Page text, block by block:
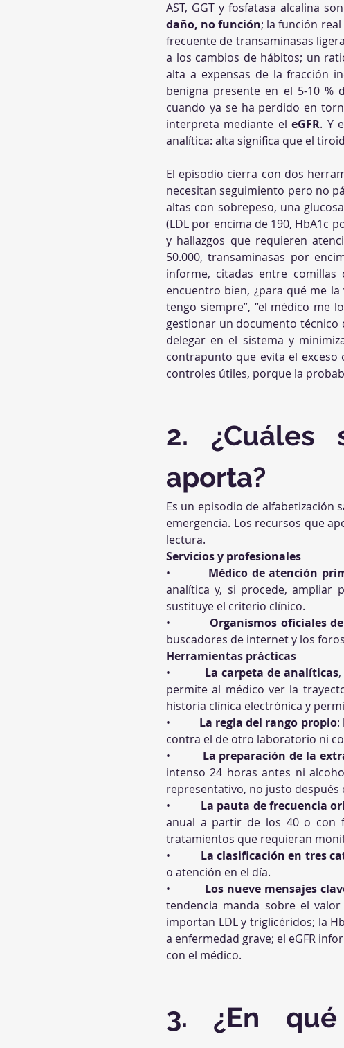
daño, no función; la función
frecuente de transaminasas
a los cambios de hábitos; un
alta a expensas de la fracción
benigna presente en el 5-10
cuando ya se ha perdido en
interpreta mediante el eGFR. Y
analítica: alta significa que el
El episodio cierra con dos
necesitan seguimiento pero no
altas con sobrepeso, una
(LDL por encima de 190, HbA1c
y hallazgos que requieren
50.000, transaminasas por
informe, citadas entre comillas
encuentro bien, ¿para qué me la
tengo siempre”, “el médico me
gestionar un documento
delegar en el sistema y
contrapunto que evita el exceso
controles útiles, porque la
2. ¿Cuáles
aporta?
Es un episodio de alfabetización
emergencia. Los recursos que
lectura.
Servicios y profesionales
• Médico de atención
analítica y, si procede, ampliar
sustituye el criterio clínico.
• Organismos oficiales
buscadores de internet y los
Herramientas prácticas
• La carpeta de analíticas
permite al médico ver la
historia clínica electrónica y
• La regla del rango propio:
contra el de otro laboratorio ni
• La preparación de la
intenso 24 horas antes ni
representativo, no justo después
• La pauta de frecuencia
anual a partir de los 40 o con
tratamientos que requieran
• La clasificación en tres
o atención en el día.
• Los nueve mensajes
tendencia manda sobre el
importan LDL y triglicéridos; la
a enfermedad grave; el eGFR
con el médico.
3. ¿En